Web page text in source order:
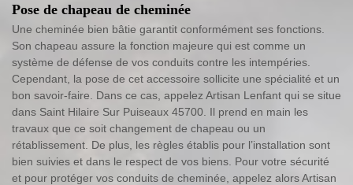
Pose de chapeau de cheminée
Une cheminée bien bâtie garantit conformément ses fonctions.
Son chapeau assure la fonction majeure qui est comme un
système de défense de vos conduits contre les intempéries.
Cependant, la pose de cet accessoire sollicite une spécialité et un
bon savoir-faire. Dans ce cas, appelez Artisan Lenfant qui se situe
dans Saint Hilaire Sur Puiseaux 45700. Il prend en main les
travaux que ce soit changement de chapeau ou un
rétablissement. De plus, les règles établis pour l’installation sont
bien suivies et dans le respect de vos biens. Pour votre sécurité
et pour protéger vos conduits de cheminée, appelez alors Artisan